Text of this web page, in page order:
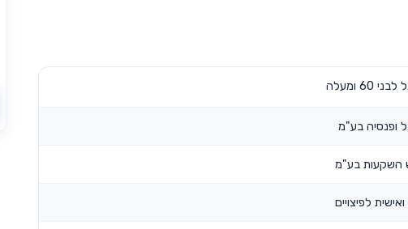
60 ומעלה
ופנסיה בע"מ
השקעות בע"מ
לפיצויים